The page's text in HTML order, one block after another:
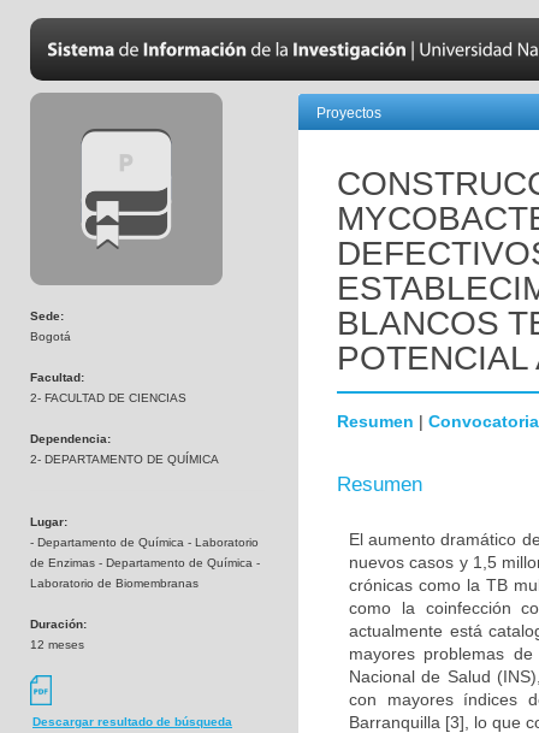
Sede:
Bogotá
Facultad:
2- FACULTAD DE CIENCIAS
Dependencia:
2- DEPARTAMENTO DE QUÍMICA
Lugar:
- Departamento de Química - Laboratorio
de Enzimas - Departamento de Química -
Laboratorio de Biomembranas
Duración:
12 meses
Descargar resultado de búsqueda
Proyectos
BLANCOS
Resumen | Convocatoria
Resumen
El aumento dramático
nuevos casos y 1,5
crónicas como la TB
como la coinfección
actualmente está
mayores problemas
Nacional de Salud
con mayores índices
Barranquilla [3], lo que